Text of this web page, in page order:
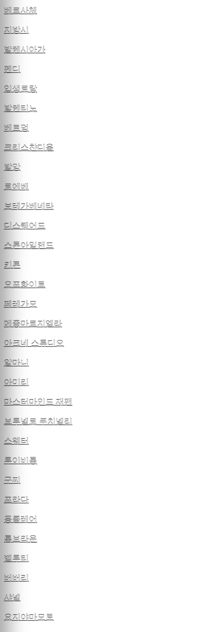
베르사체
지방시
발렌시아가
펜디
입생로랑
발렌티노
베트멍
크리스챤디올
발망
로에베
보테가베네타
디스퀘어드
스톤아일랜드
키톤
오프화이트
페레가모
메종마르지엘라
아크네 스튜디오
알마니
아미리
마스터마인드 재팬
브루넬로 쿠치넬리
스웨터
루이비통
구찌
프라다
몽클레어
톰브라운
벨루티
버버리
샤넬
요지야마모토